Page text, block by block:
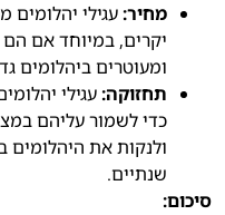
מחיר:עגילי יהלומים
יקרים, במיוחד אם הם
ומעוטרים ביהלומים
תחזוקה:עגילי
כדי לשמור עליהם
ולנקות את היהלומים
שנתיים.
סיכום: